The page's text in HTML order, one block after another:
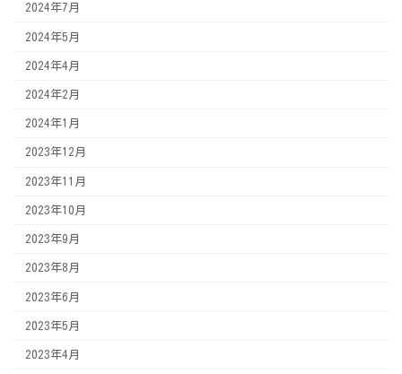
2024年7月
2024年5月
2024年4月
2024年2月
2024年1月
2023年12月
2023年11月
2023年10月
2023年9月
2023年8月
2023年6月
2023年5月
2023年4月